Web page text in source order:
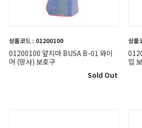
상품코드 : 01200100
01200100 앞치마 BUSA B-01 와이
어 (망사) 보호구
Sold Out
상품
입